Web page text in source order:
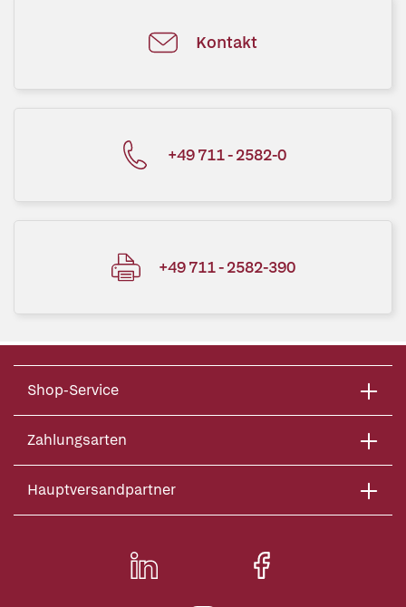
Kontakt
+49 711 - 2582-0
+49 711 - 2582-390
Shop-Service
Zahlungsarten
Hauptversandpartner